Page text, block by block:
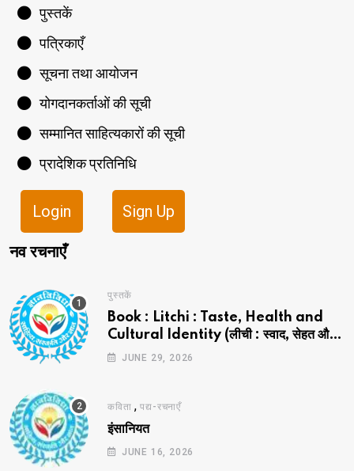
पुस्तकें
पत्रिकाएँ
सूचना तथा आयोजन
योगदानकर्ताओं की सूची
सम्मानित साहित्यकारों की सूची
प्रादेशिक प्रतिनिधि
Login Sign Up
नव रचनाएँ
पुस्तकें
Book : Litchi : Taste, Health and
Cultural Identity (लीची : स्वाद, सेहत और
सांस्कृतिक पहचान)
JUNE 29, 2026
कविता ,पद्य-रचनाएँ
इंसानियत
JUNE 16, 2026